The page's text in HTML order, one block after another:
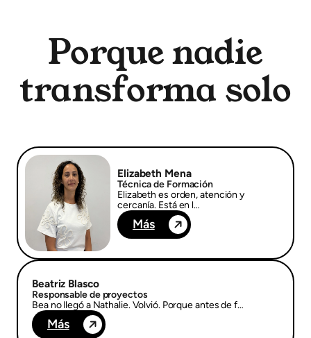
Porque nadie
transforma solo
Elizabeth Mena
Técnica de Formación
Elizabeth es orden, atención y
cercanía. Está en l…
Más
Beatriz Blasco
Responsable de proyectos
Bea no llegó a Nathalie. Volvió. Porque antes de f…
Más